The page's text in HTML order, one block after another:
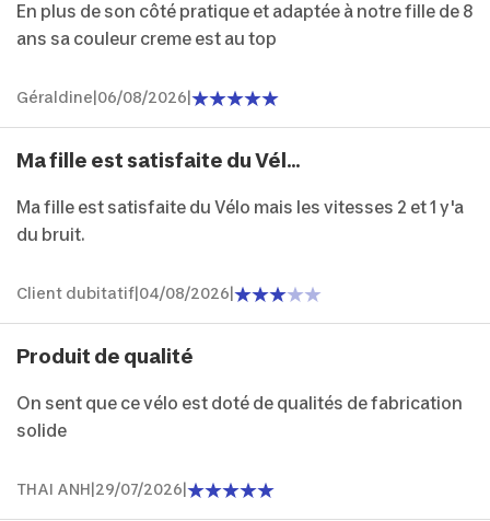
En plus de son côté pratique et adaptée à notre fille de 8
ans sa couleur creme est au top
Géraldine 06/08/2026
Ma fille est satisfaite du Vél...
Ma fille est satisfaite du Vélo mais les vitesses 2 et 1 y'a
du bruit.
Client dubitatif 04/08/2026
Produit de qualité
On sent que ce vélo est doté de qualités de fabrication
solide
THAI ANH 29/07/2026